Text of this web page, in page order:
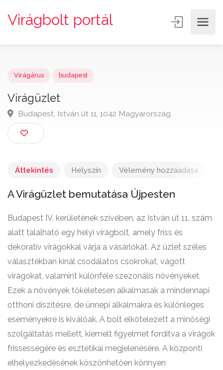
Virágbolt portál
Virágüzlet
Budapest, István út 11, 1042 Magyarország
Áttekintés Helyszín Vélemény hozzáadása
A Virágüzlet bemutatása Újpesten
Budapest IV. kerületének szívében, az István út 11. szám
alatt található egy helyi virágbolt, amely friss és
dekoratív virágokkal várja a vásárlókat. Az üzlet széles
választékban kínál csodálatos csokrokat, vágott
virágokat, valamint különféle szezonális növényeket.
Ezek a növények tökéletesen alkalmasak a mindennapi
otthoni díszítésre, de ünnepi alkalmakra és különleges
eseményekre is kiválóak. A bolt elkötelezett a minőségi
szolgáltatás mellett, kiemelt figyelmet fordítva a virágok
frissességére és esztétikai megjelenésére. A központi
elhelyezkedésének köszönhetően könnyen